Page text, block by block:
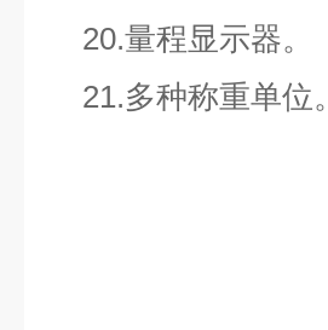
20.量程显示器。
21.多种称重单位。